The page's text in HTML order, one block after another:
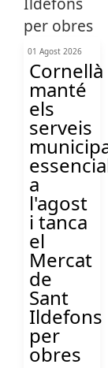
01 Agost 2026
Cornellà
manté
els
serveis
a
l'agost
i tanca
el
Mercat
de
Sant
Ildefons
per
obres